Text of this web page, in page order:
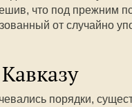
что под прежним
от случайно
порядки,